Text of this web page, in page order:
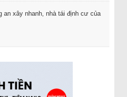
an xây nhanh, nhà tái định cư của